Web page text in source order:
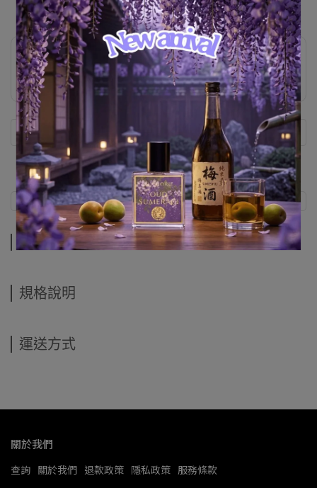
此商品參與的優惠活動
訂金500
商品介紹 規格說明 運送方式
商品介紹
規格說明
運送方式
關於我們
查詢 關於我們 退款政策 隱私政策 服務條款